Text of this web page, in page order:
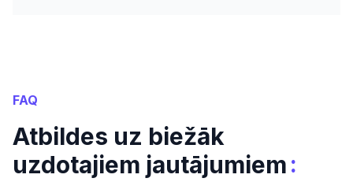
FAQ
Atbildes uz biežāk
uzdotajiem jautājumiem: